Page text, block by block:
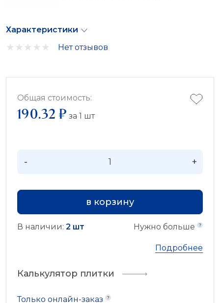
Характеристики
Нет отзывов
Общая стоимость:
190.32 ₽ за 1 шт
- +
в корзину
В наличии: 2 шт Нужно больше
Подробнее
Калькулятор плитки
Только онлайн-заказ